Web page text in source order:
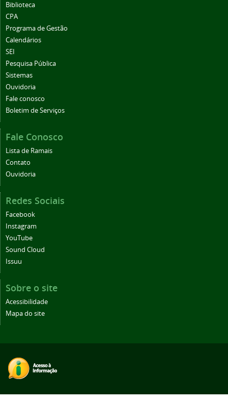
Biblioteca
CPA
Programa de Gestão
Calendários
SEI
Pesquisa Pública
Sistemas
Ouvidoria
Fale conosco
Boletim de Serviços
Fale Conosco
Lista de Ramais
Contato
Ouvidoria
Redes Sociais
Facebook
Instagram
YouTube
Sound Cloud
Issuu
Sobre o site
Acessibilidade
Mapa do site